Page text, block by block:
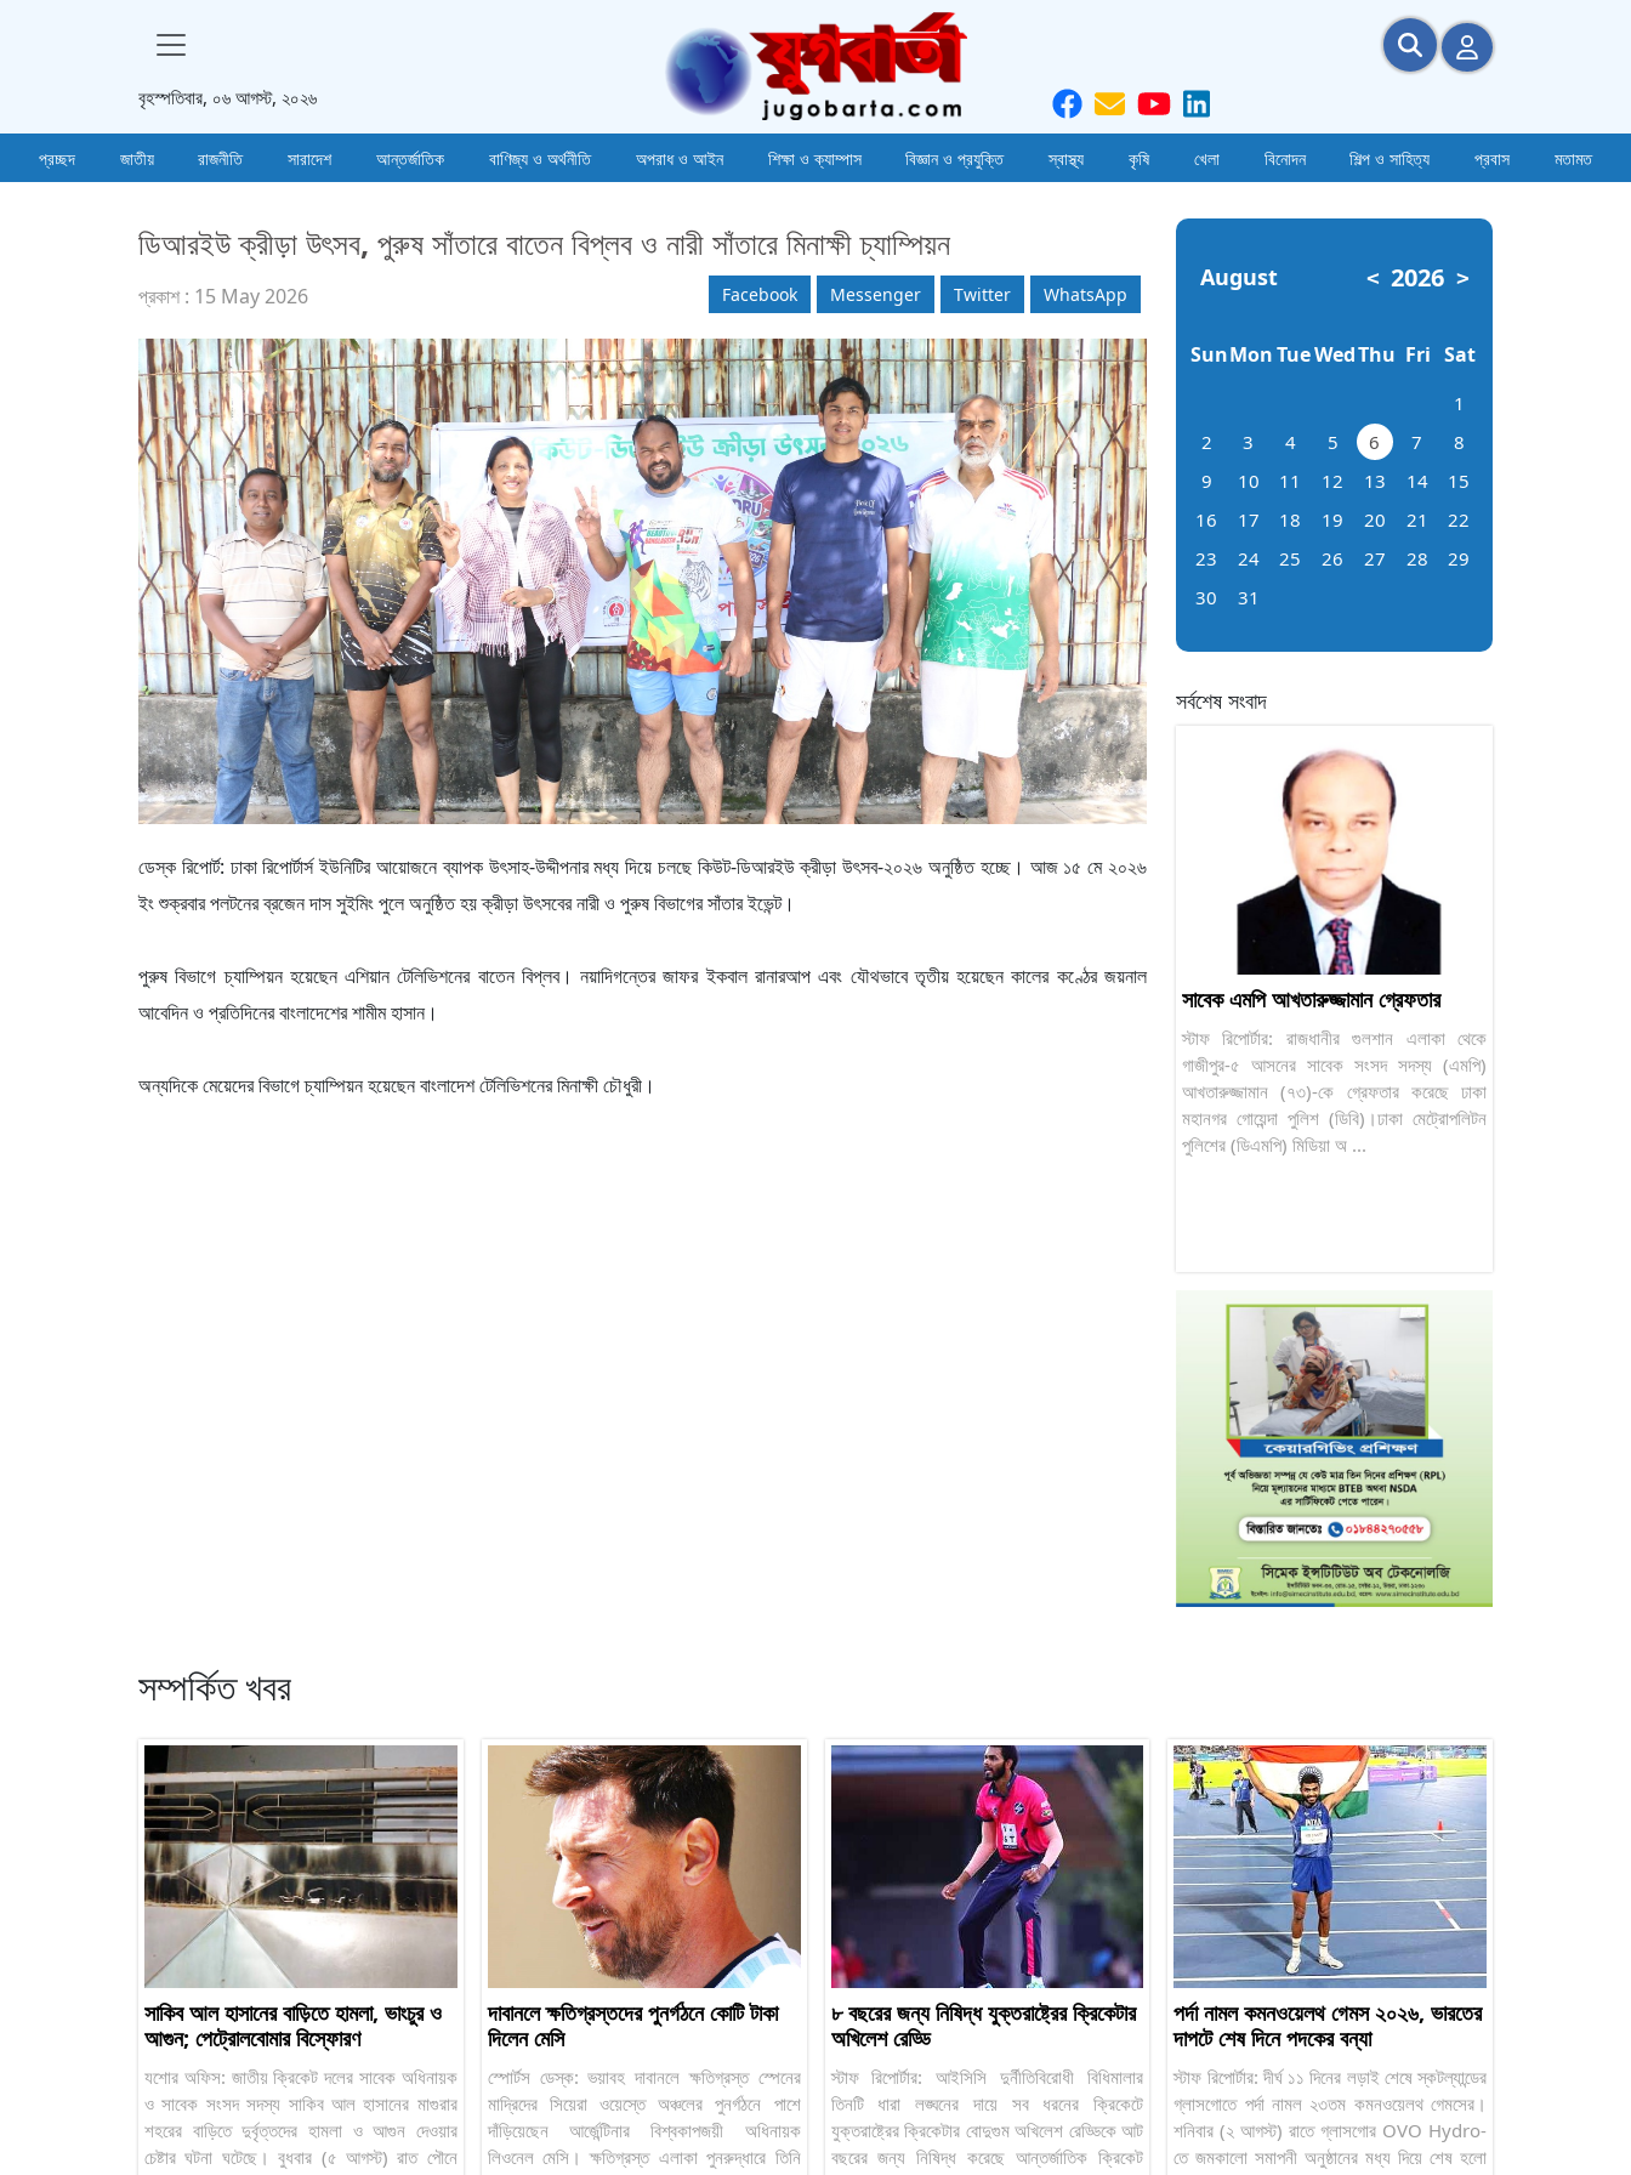
বৃহস্পতিবার, ০৬ আগস্ট, ২০২৬
প্রচ্ছদ জাতীয় রাজনীতি সারাদেশ আন্তর্জাতিক বাণিজ্য ও অর্থনীতি অপরাধ ও আইন শিক্ষা ও ক্যাম্পাস বিজ্ঞান ও প্রযুক্তি স্বাস্থ্য কৃষি খেলা বিনোদন শিল্প ও সাহিত্য প্রবাস মতামত
ডিআরইউ ক্রীড়া উৎসব, পুরুষ সাঁতারে বাতেন বিপ্লব ও নারী সাঁতারে মিনাক্ষী চ্যাম্পিয়ন
প্রকাশ : 15 May 2026 Facebook Messenger Twitter WhatsApp
ডেস্ক রিপোর্ট: ঢাকা রিপোর্টার্স ইউনিটির আয়োজনে ব্যাপক উৎসাহ-উদ্দীপনার মধ্য দিয়ে চলছে কিউট-ডিআরইউ ক্রীড়া উৎসব-২০২৬ অনুষ্ঠিত হচ্ছে। আজ ১৫ মে ২০২৬
ইং শুক্রবার পলটনের ব্রজেন দাস সুইমিং পুলে অনুষ্ঠিত হয় ক্রীড়া উৎসবের নারী ও পুরুষ বিভাগের সাঁতার ইভেন্ট।
পুরুষ বিভাগে চ্যাম্পিয়ন হয়েছেন এশিয়ান টেলিভিশনের বাতেন বিপ্লব। নয়াদিগন্তের জাফর ইকবাল রানারআপ এবং যৌথভাবে তৃতীয় হয়েছেন কালের কণ্ঠের জয়নাল
আবেদিন ও প্রতিদিনের বাংলাদেশের শামীম হাসান।
অন্যদিকে মেয়েদের বিভাগে চ্যাম্পিয়ন হয়েছেন বাংলাদেশ টেলিভিশনের মিনাক্ষী চৌধুরী।
August < 2026 >
SunMonTueWedThu Fri Sat
1
2
3 4 5 6 7
8
9
10 11 12 13 14
15
16
17 18 19 20 21
22
23
24 25 26 27 28
29
30
31
সর্বশেষ সংবাদ
সাবেক এমপি আখতারুজ্জামান গ্রেফতার
স্টাফ রিপোর্টার: রাজধানীর গুলশান এলাকা থেকে
গাজীপুর-৫ আসনের সাবেক সংসদ সদস্য (এমপি)
আখতারুজ্জামান (৭৩)-কে গ্রেফতার করেছে ঢাকা
মহানগর গোয়েন্দা পুলিশ (ডিবি)।ঢাকা মেট্রোপলিটন
পুলিশের (ডিএমপি) মিডিয়া অ ...
সম্পর্কিত খবর
সাকিব আল হাসানের বাড়িতে হামলা, ভাংচুর ও
আগুন; পেট্রোলবোমার বিস্ফোরণ
যশোর অফিস: জাতীয় ক্রিকেট দলের সাবেক অধিনায়ক
ও সাবেক সংসদ সদস্য সাকিব আল হাসানের মাগুরার
শহরের বাড়িতে দুর্বৃত্তদের হামলা ও আগুন দেওয়ার
চেষ্টার ঘটনা ঘটেছে। বুধবার (৫ আগস্ট) রাত পৌনে
দাবানলে ক্ষতিগ্রস্তদের পুনর্গঠনে কোটি টাকা
দিলেন মেসি
স্পোর্টস ডেস্ক: ভয়াবহ দাবানলে ক্ষতিগ্রস্ত স্পেনের
মাদ্রিদের সিয়েরা ওয়েস্তে অঞ্চলের পুনর্গঠনে পাশে
দাঁড়িয়েছেন আর্জেন্টিনার বিশ্বকাপজয়ী অধিনায়ক
লিওনেল মেসি। ক্ষতিগ্রস্ত এলাকা পুনরুদ্ধারে তিনি
৮ বছরের জন্য নিষিদ্ধ যুক্তরাষ্ট্রের ক্রিকেটার
অখিলেশ রেড্ডি
স্টাফ রিপোর্টার: আইসিসি দুর্নীতিবিরোধী বিধিমালার
তিনটি ধারা লঙ্ঘনের দায়ে সব ধরনের ক্রিকেটে
যুক্তরাষ্ট্রের ক্রিকেটার বোদুগুম অখিলেশ রেড্ডিকে আট
বছরের জন্য নিষিদ্ধ করেছে আন্তর্জাতিক ক্রিকেট
পর্দা নামল কমনওয়েলথ গেমস ২০২৬, ভারতের
দাপটে শেষ দিনে পদকের বন্যা
স্টাফ রিপোর্টার: দীর্ঘ ১১ দিনের লড়াই শেষে স্কটল্যান্ডের
গ্লাসগোতে পর্দা নামল ২৩তম কমনওয়েলথ গেমসের।
শনিবার (২ আগস্ট) রাতে গ্লাসগোর OVO Hydro-
তে জমকালো সমাপনী অনুষ্ঠানের মধ্য দিয়ে শেষ হলো